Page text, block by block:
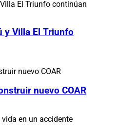
y Villa El Triunfo
nuevo COAR